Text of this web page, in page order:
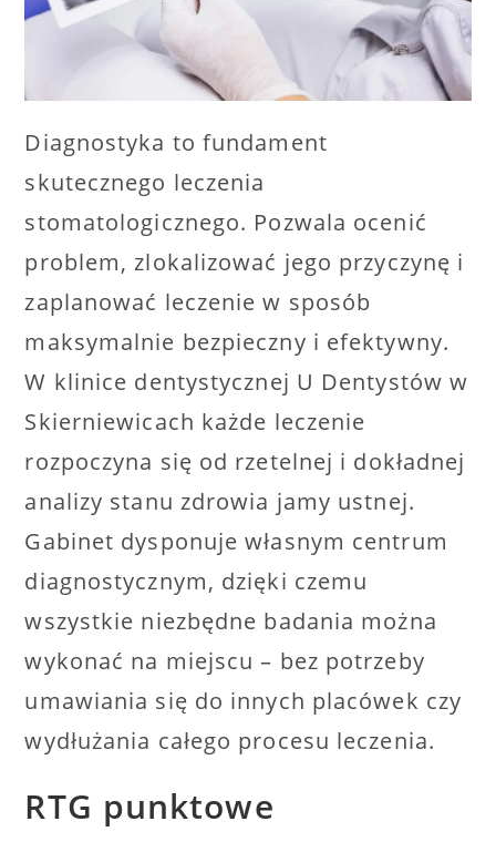
Diagnostyka to fundament
skutecznego leczenia
stomatologicznego. Pozwala ocenić
problem, zlokalizować jego przyczynę i
zaplanować leczenie w sposób
maksymalnie bezpieczny i efektywny.
W klinice dentystycznej U Dentystów w
Skierniewicach każde leczenie
rozpoczyna się od rzetelnej i dokładnej
analizy stanu zdrowia jamy ustnej.
Gabinet dysponuje własnym centrum
diagnostycznym, dzięki czemu
wszystkie niezbędne badania można
wykonać na miejscu – bez potrzeby
umawiania się do innych placówek czy
wydłużania całego procesu leczenia.
RTG punktowe